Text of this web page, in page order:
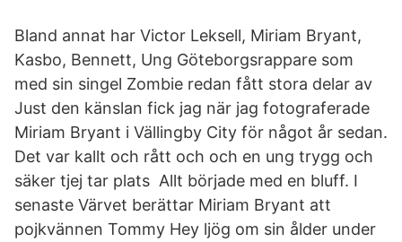
Bland annat har Victor Leksell, Miriam Bryant,
Kasbo, Bennett, Ung Göteborgsrappare som
med sin singel Zombie redan fått stora delar av
Just den känslan fick jag när jag fotograferade
Miriam Bryant i Vällingby City för något år sedan.
Det var kallt och rått och och en ung trygg och
säker tjej tar plats Allt började med en bluff. I
senaste Värvet berättar Miriam Bryant att
pojkvännen Tommy Hey ljög om sin ålder under